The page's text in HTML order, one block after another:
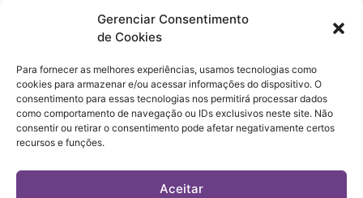
Gerenciar Consentimento
de Cookies
Para fornecer as melhores experiências, usamos tecnologias como
cookies para armazenar e/ou acessar informações do dispositivo. O
consentimento para essas tecnologias nos permitirá processar dados
como comportamento de navegação ou IDs exclusivos neste site. Não
consentir ou retirar o consentimento pode afetar negativamente certos
recursos e funções.
Aceitar
cobertura financeira de riscos e de custos assistenciais à